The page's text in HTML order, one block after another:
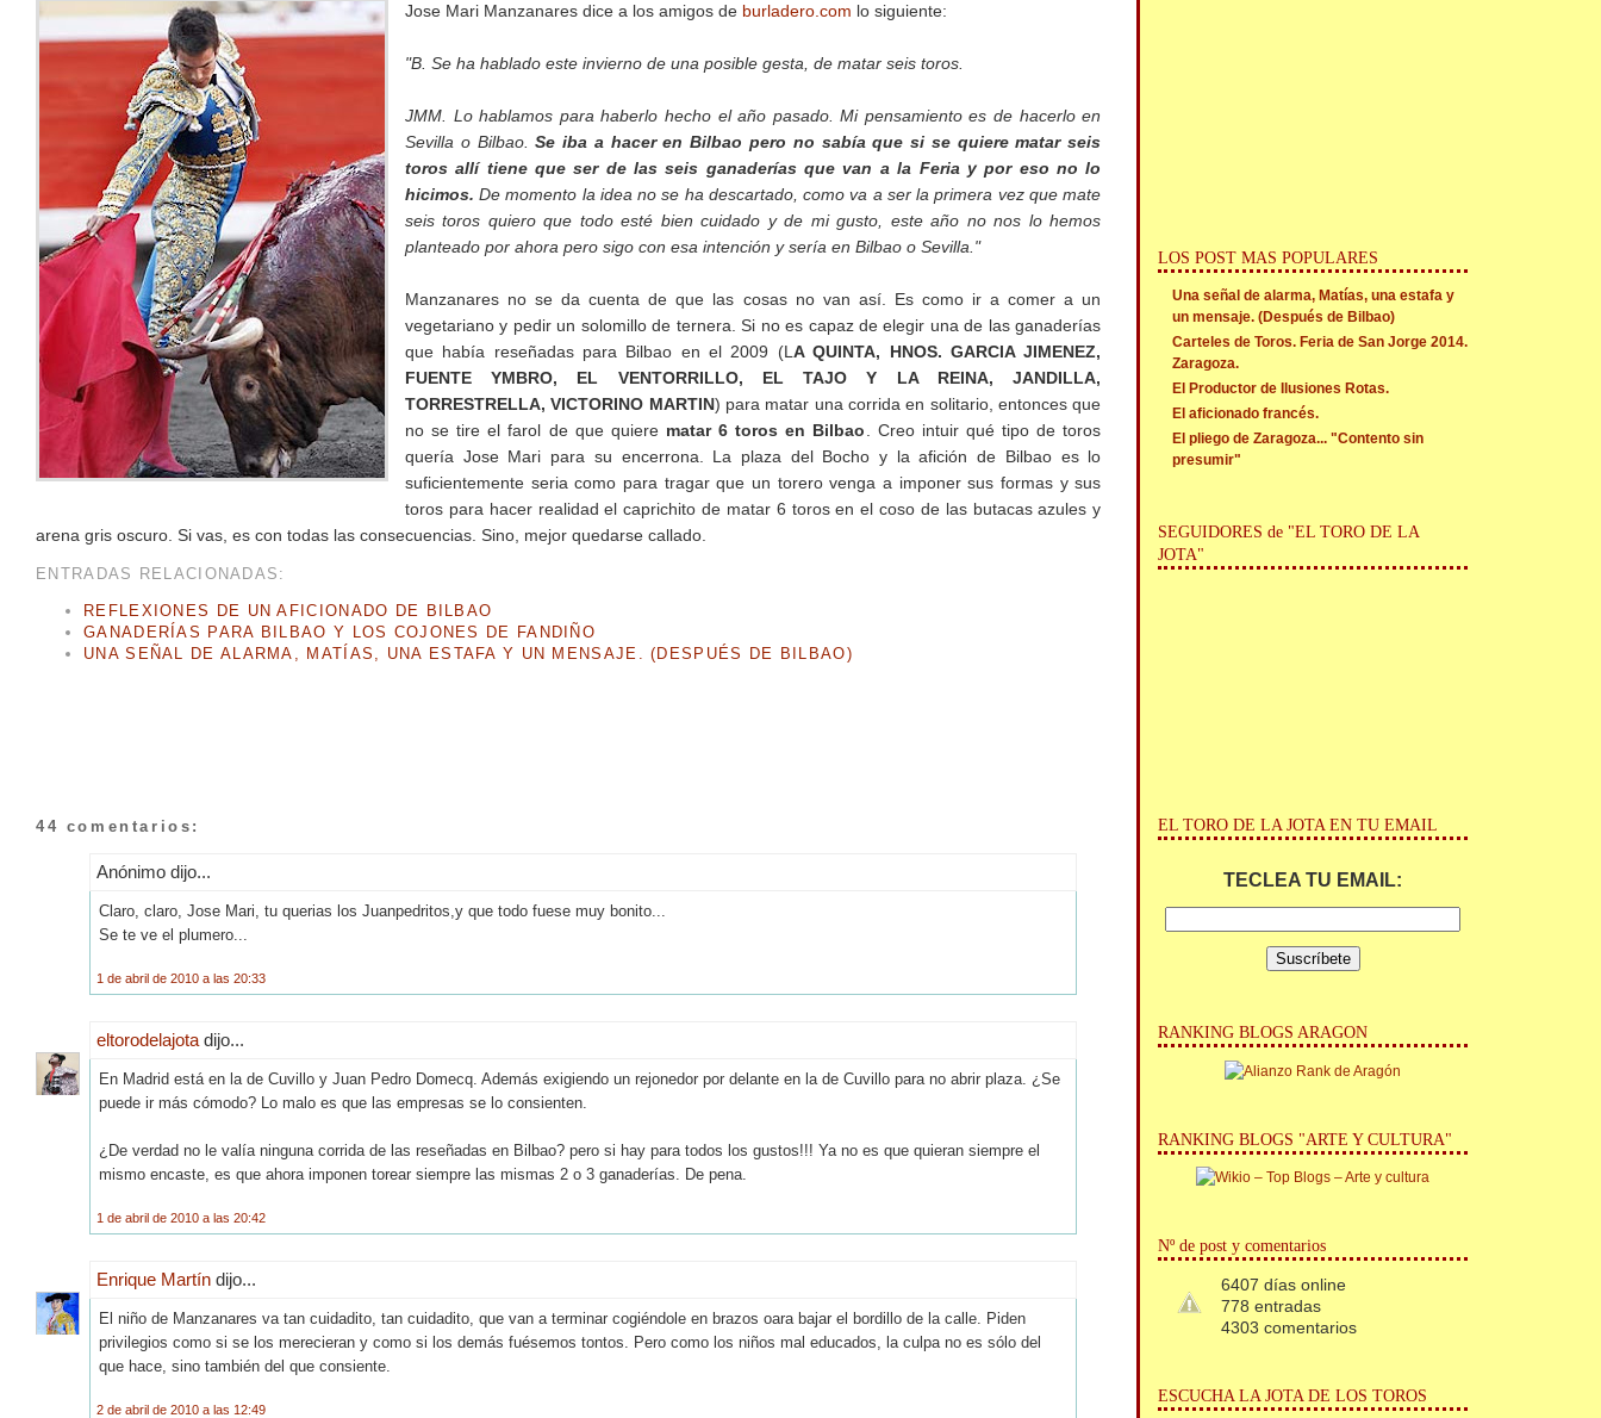
Jose Mari Manzanares dice a los amigos de burladero.com lo siguiente:
"B. Se ha hablado este invierno de una posible gesta, de matar seis toros.
JMM. Lo hablamos para haberlo hecho el año pasado. Mi pensamiento es de hacerlo en
Sevilla o Bilbao.Se iba a hacer en Bilbao pero no sabía que si se quiere matar seis
toros allí tiene que ser de las seis ganaderías que van a la Feria y por eso no lo
hicimos. De momento la idea no se ha descartado, como va a ser la primera vez que mate
seis toros quiero que todo esté bien cuidado y de mi gusto, este año no nos lo hemos
planteado por ahora pero sigo con esa intención y sería en Bilbao o Sevilla."
Manzanares no se da cuenta de que las cosas no van así. Es como ir a comer a un
vegetariano y pedir un solomillo de ternera. Si no es capaz de elegir una de las ganaderías
que había reseñadas para Bilbao en el 2009 (L A QUINTA, HNOS. GARCIA JIMENEZ,
FUENTE YMBRO, EL VENTORRILLO, EL TAJO Y LA REINA, JANDILLA,
TORRESTRELLA, VICTORINO MARTIN) para matar una corrida en solitario, entonces que
no se tire el farol de que quiere matar 6 toros en Bilbao . Creo intuir qué tipo de toros
quería Jose Mari para su encerrona. La plaza del Bocho y la afición de Bilbao es lo
suficientemente seria como para tragar que un torero venga a imponer sus formas y sus
toros para hacer realidad el caprichito de matar 6 toros en el coso de las butacas azules y
arena gris oscuro. Si vas, es con todas las consecuencias. Sino, mejor quedarse callado.
ENTRADAS RELACIONADAS:
REFLEXIONES DE UN AFICIONADO DE BILBAO
GANADERÍAS PARA BILBAO Y LOS COJONES DE FANDIÑO
UNA SEÑAL DE ALARMA, MATÍAS, UNA ESTAFA Y UN MENSAJE. (DESPUÉS DE BILBAO)
44 comentarios:
Anónimo dijo...
Claro, claro, Jose Mari, tu querias los Juanpedritos,y que todo fuese muy bonito...
Se te ve el plumero...
1 de abril de 2010 a las 20:33
eltorodelajota dijo...
En Madrid está en la de Cuvillo y Juan Pedro Domecq. Además exigiendo un rejonedor por delante en la de Cuvillo para no abrir plaza. ¿Se
puede ir más cómodo? Lo malo es que las empresas se lo consienten.
¿De verdad no le valía ninguna corrida de las reseñadas en Bilbao? pero si hay para todos los gustos!!! Ya no es que quieran siempre el
mismo encaste, es que ahora imponen torear siempre las mismas 2 o 3 ganaderías. De pena.
1 de abril de 2010 a las 20:42
Enrique Martín dijo...
El niño de Manzanares va tan cuidadito, tan cuidadito, que van a terminar cogiéndole en brazos oara bajar el bordillo de la calle. Piden
privilegios como si se los merecieran y como si los demás fuésemos tontos. Pero como los niños mal educados, la culpa no es sólo del
que hace, sino también del que consiente.
2 de abril de 2010 a las 12:49
LOS POST MAS POPULARES
Una señal de alarma, Matías, una estafa y
un mensaje. (Después de Bilbao)
Carteles de Toros. Feria de San Jorge 2014.
Zaragoza.
El Productor de Ilusiones Rotas.
El aficionado francés.
El pliego de Zaragoza... "Contento sin
presumir"
SEGUIDORES de "EL TORO DE LA
JOTA"
EL TORO DE LA JOTA EN TU EMAIL
TECLEA TU EMAIL:
RANKING BLOGS ARAGON
RANKING BLOGS "ARTE Y CULTURA"
Nº de post y comentarios
6407 días online
778 entradas
4303 comentarios
ESCUCHA LA JOTA DE LOS TOROS